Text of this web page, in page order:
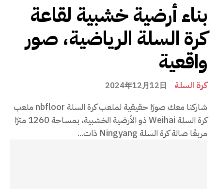
بناء أرضية خشبية لقاعة
كرة السلة الرياضية، صور
واقعية
كرة السلة 2024年12月12日
شاركنا معك صورًا حقيقية لملعب كرة السلة nbfloor ملعب
كرة السلة Weihai ذو الأرضية الخشبية، بمساحة 1260 مترًا
مربعًا صالة كرة السلة Ningyang ذات...